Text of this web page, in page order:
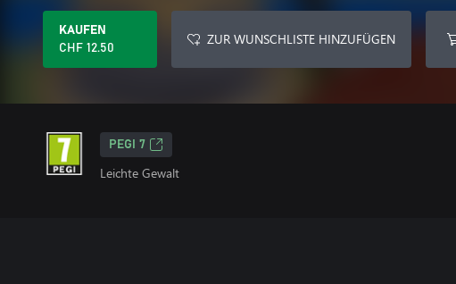
KAUFEN
CHF 12.50
ZUR WUNSCHLISTE HINZUFÜGEN
PEGI 7
Leichte Gewalt